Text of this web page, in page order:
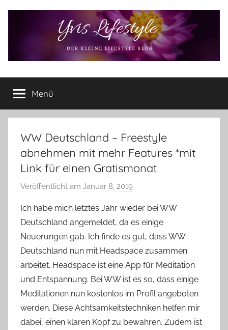
Yvis
Lifestyle
Lifestyle
Blog
–
Lifestyle,
Produkttests
Menü
WW Deutschland – Freestyle
abnehmen mit mehr Features *mit
Link für einen Gratismonat
Veröffentlicht am Januar 8, 2019
n
Y
v
o
n
n
e
Ich habe mich letztes Jahr wieder bei WW
Deutschland angemeldet, da es einige
Neuerungen gab. Ich finde es gut, dass WW
Deutschland nun mit Headspace zusammen
arbeitet. Headspace ist eine App für Meditation
und Entspannung. Bei WW ist es so, dass einige
Meditationen nun kostenlos im Profil angeboten
werden. Diese Achtsamkeitstechniken helfen mir
dabei, einen klaren Kopf zu bewahren. Zudem ist